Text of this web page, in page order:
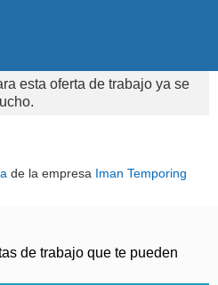
esta oferta de trabajo ya se
de la empresa Iman Temporing
de trabajo que te pueden